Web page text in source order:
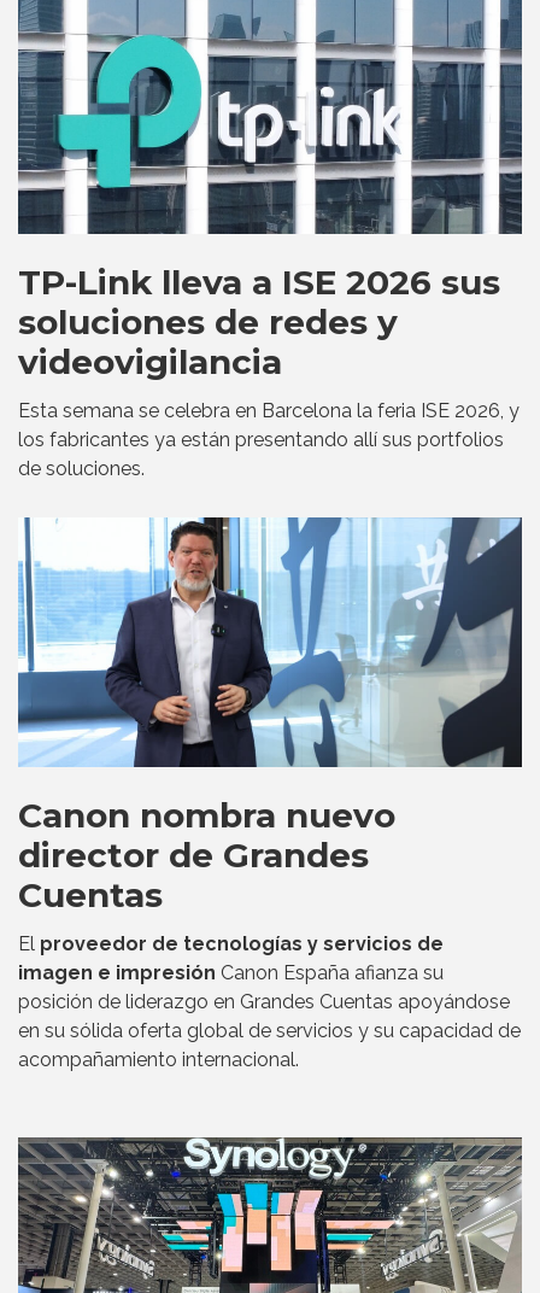
TP-Link lleva a ISE 2026 sus
soluciones de redes y
videovigilancia
Esta semana se celebra en Barcelona la feria ISE 2026, y
los fabricantes ya están presentando allí sus portfolios
de soluciones.
Canon nombra nuevo
director de Grandes
Cuentas
El proveedor de tecnologías y servicios de
imagen e impresión Canon España afianza su
posición de liderazgo en Grandes Cuentas apoyándose
en su sólida oferta global de servicios y su capacidad de
acompañamiento internacional.